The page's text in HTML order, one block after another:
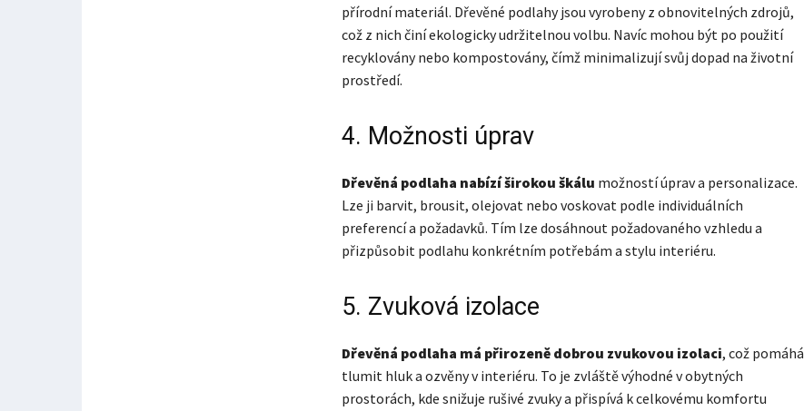
přírodní materiál. Dřevěné podlahy jsou vyrobeny z obnovitelných zdrojů,
což z nich činí ekologicky udržitelnou volbu. Navíc mohou být po použití
recyklovány nebo kompostovány, čímž minimalizují svůj dopad na životní
prostředí.
4. Možnosti úprav
Dřevěná podlaha nabízí širokou škálu možností úprav a personalizace.
Lze ji barvit, brousit, olejovat nebo voskovat podle individuálních
preferencí a požadavků. Tím lze dosáhnout požadovaného vzhledu a
přizpůsobit podlahu konkrétním potřebám a stylu interiéru.
5. Zvuková izolace
Dřevěná podlaha má přirozeně dobrou zvukovou izolaci, což pomáhá
tlumit hluk a ozvěny v interiéru. To je zvláště výhodné v obytných
prostorách, kde snižuje rušivé zvuky a přispívá k celkovému komfortu